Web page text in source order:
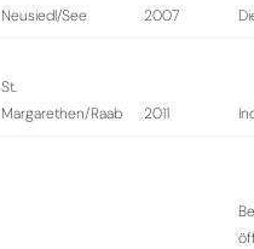
Neusiedl/See 2007
St.
Margarethen/Raab
2011